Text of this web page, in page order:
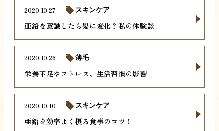
亜鉛を意識したら髪に変化？私の体験談
2020.10.27 スキンケア
栄養不足やストレス、生活習慣の影響
2020.10.26 薄毛
亜鉛を効率よく摂る食事のコツ！
2020.10.10 スキンケア